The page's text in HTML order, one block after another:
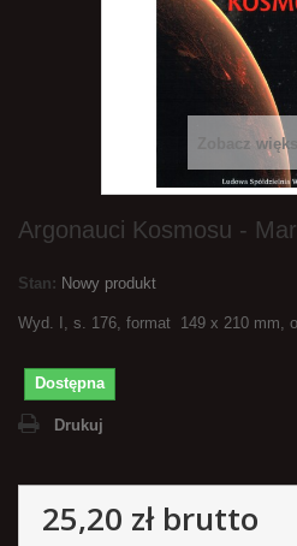
Zobacz
Argonauci Kosmosu -
Stan: Nowy produkt
Wyd. I, s. 176, format 149 x 210 mm,
Dostępna
Drukuj
25,20 złbrutto